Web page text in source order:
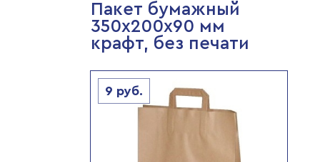
Пакет бумажный
350х200х90 мм
крафт, без печати
9 руб.